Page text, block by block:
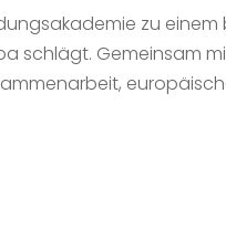
zu
schlägt. Gemeinsam